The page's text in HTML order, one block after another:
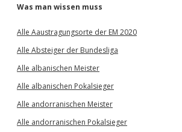
Was man wissen muss
Alle Aaustragungsorte der EM 2020
Alle Absteiger der Bundesliga
Alle albanischen Meister
Alle albanischen Pokalsieger
Alle andorranischen Meister
Alle andorranischen Pokalsieger